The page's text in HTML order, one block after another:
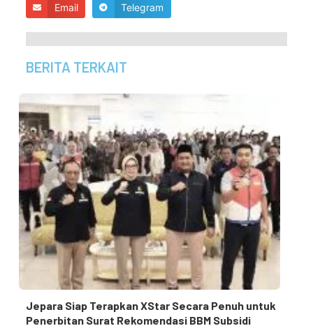
Email Telegram
BERITA TERKAIT
Jepara Siap Terapkan XStar Secara Penuh untuk
Penerbitan Surat Rekomendasi BBM Subsidi